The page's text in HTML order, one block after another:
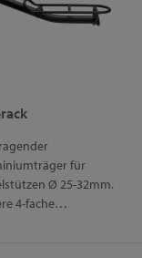
für
Ø 25-32mm.
4-fache…